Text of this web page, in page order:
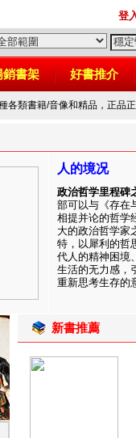
登
銷書架 好書推介
各類書籍/音像和精品，正品
人的境况
政治哲学里程碑
部可以与《存在
相提并论的哲学
大的政治哲学家
特，以犀利的哲
代人的精神困境
生活的无力感，
重新思考生存的
新書推薦